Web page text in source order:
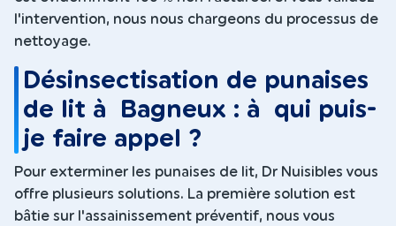
l'intervention, nous nous chargeons du processus de
nettoyage.
Désinsectisation de punaises
de lit à Bagneux : à qui puis-
je faire appel ?
Pour exterminer les punaises de lit, Dr Nuisibles vous
offre plusieurs solutions. La première solution est
bâtie sur l'assainissement préventif, nous vous